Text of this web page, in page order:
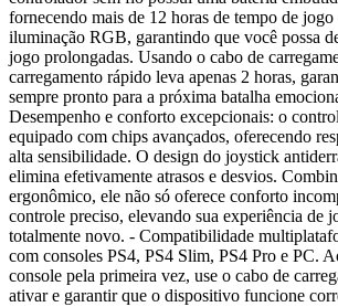
fornecendo mais de 12 horas de tempo de
iluminação RGB, garantindo que você possa
jogo prolongadas. Usando o cabo de
carregamento rápido leva apenas 2 horas,
sempre pronto para a próxima batalha
Desempenho e conforto excepcionais: o
equipado com chips avançados, oferecendo
alta sensibilidade. O design do joystick
elimina efetivamente atrasos e desvios.
ergonômico, ele não só oferece conforto
controle preciso, elevando sua experiência de
totalmente novo. - Compatibilidade
com consoles PS4, PS4 Slim, PS4 Pro e PC.
console pela primeira vez, use o cabo de
ativar e garantir que o dispositivo funcione